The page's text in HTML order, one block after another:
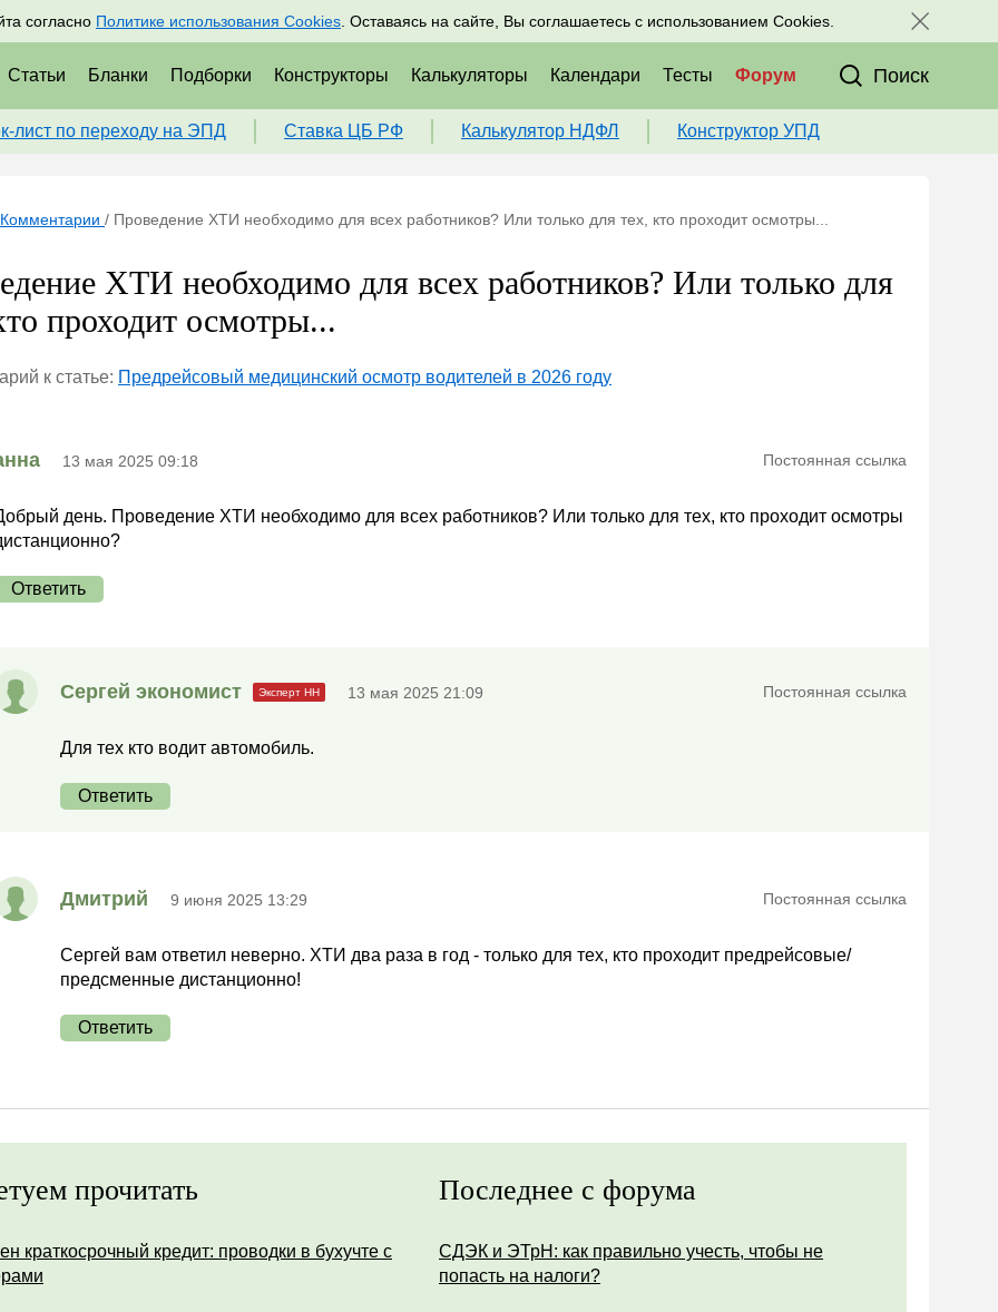
согласно Политике использования Cookies . Оставаясь на сайте, Вы соглашаетесь с использованием Cookies.
Подписаться Присоединяйтесь к нам в соц. сетях:
Статьи Бланки Подборки Конструкторы Калькуляторы Календари Тесты Форум Поиск
лист по переходу на ЭПД Ставка ЦБ РФ Калькулятор НДФЛ Конструктор УПД
Комментарии / Проведение ХТИ необходимо для всех работников? Или только для тех, кто проходит осмотры...
ХТИ необходимо для всех работников? Или только для
проходит осмотры...
к статье: Предрейсовый медицинский осмотр водителей в 2026 году
13 мая 2025 09:18 Постоянная ссылка
день. Проведение ХТИ необходимо для всех работников? Или только для тех, кто проходит осмотры
Ответить
Сергей экономист 13 мая 2025 21:09 Постоянная ссылка
Для тех кто водит автомобиль.
Ответить
Дмитрий 9 июня 2025 13:29 Постоянная ссылка
Сергей вам ответил неверно. ХТИ два раза в год - только для тех, кто проходит предрейсовые/
предсменные дистанционно!
Ответить
прочитать
краткосрочный кредит: проводки в бухучте с
Последнее с форума
СДЭК и ЭТрН: как правильно учесть, чтобы не
попасть на налоги?